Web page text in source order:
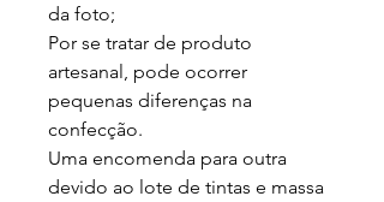
da foto;
Por se tratar de produto
artesanal, pode ocorrer
pequenas diferenças na
confecção.
Uma encomenda para outra
devido ao lote de tintas e massa